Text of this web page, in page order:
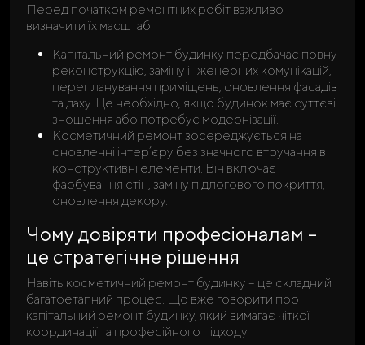
Перед початком ремонтних робіт важливо
визначити їх масштаб.
Капітальний ремонт будинку передбачає повну
реконструкцію, заміну інженерних комунікацій,
перепланування приміщень, оновлення фасадів
та даху. Це необхідно, якщо будинок має суттєві
зношення або потребує модернізації.
Косметичний ремонт зосереджується на
оновленні інтер’єру без значного втручання в
конструктивні елементи. Він включає
фарбування стін, заміну підлогового покриття,
оновлення декору.
Чому довіряти професіоналам –
це стратегічне рішення
Навіть косметичний ремонт будинку – це складний
багатоетапний процес. Що вже говорити про
капітальний ремонт будинку, який вимагає чіткої
координації та професійного підходу.